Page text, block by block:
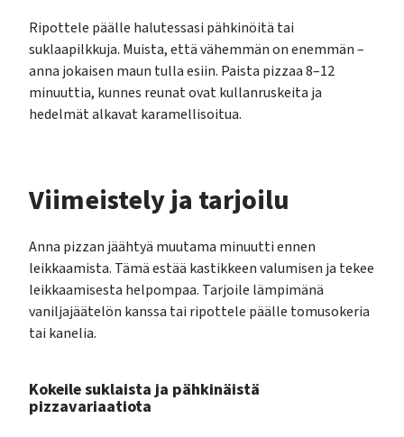
Ripottele päälle halutessasi pähkinöitä tai
suklaapilkkuja. Muista, että vähemmän on enemmän –
anna jokaisen maun tulla esiin. Paista pizzaa 8–12
minuuttia, kunnes reunat ovat kullanruskeita ja
hedelmät alkavat karamellisoitua.
Viimeistely ja tarjoilu
Anna pizzan jäähtyä muutama minuutti ennen
leikkaamista. Tämä estää kastikkeen valumisen ja tekee
leikkaamisesta helpompaa. Tarjoile lämpimänä
vaniljajäätelön kanssa tai ripottele päälle tomusokeria
tai kanelia.
Kokeile suklaista ja pähkinäistä
pizzavariaatiota